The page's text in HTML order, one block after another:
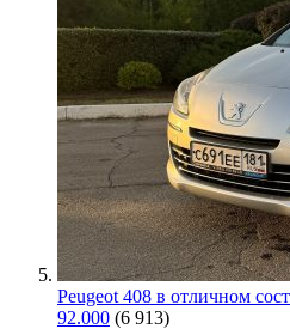
Peugeot 408 в отличном
92.000 (6 913)